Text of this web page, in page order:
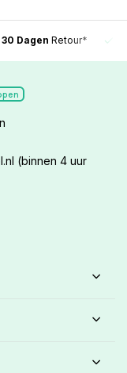
30 Dagen Retour*
(binnen 4 uur